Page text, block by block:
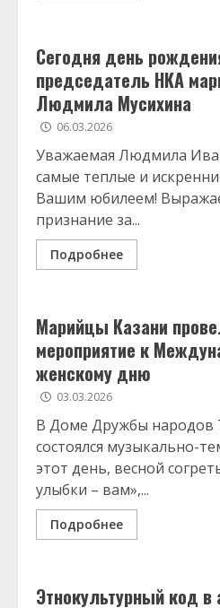
Сегодня день
председатель НКА
Людмила Мусихина
06.03.2026
Уважаемая Людмила
самые теплые и
Вашим юбилеем!
признание за...
Подробнее
Марийцы Казани
мероприятие к
женскому дню
03.03.2026
В Доме Дружбы народов
состоялся музыкально-
этот день, весной
улыбки – вам»,...
Подробнее
Этнокультурный код в